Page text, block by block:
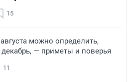
15
можно определить,
декабрь, — приметы и поверья
11